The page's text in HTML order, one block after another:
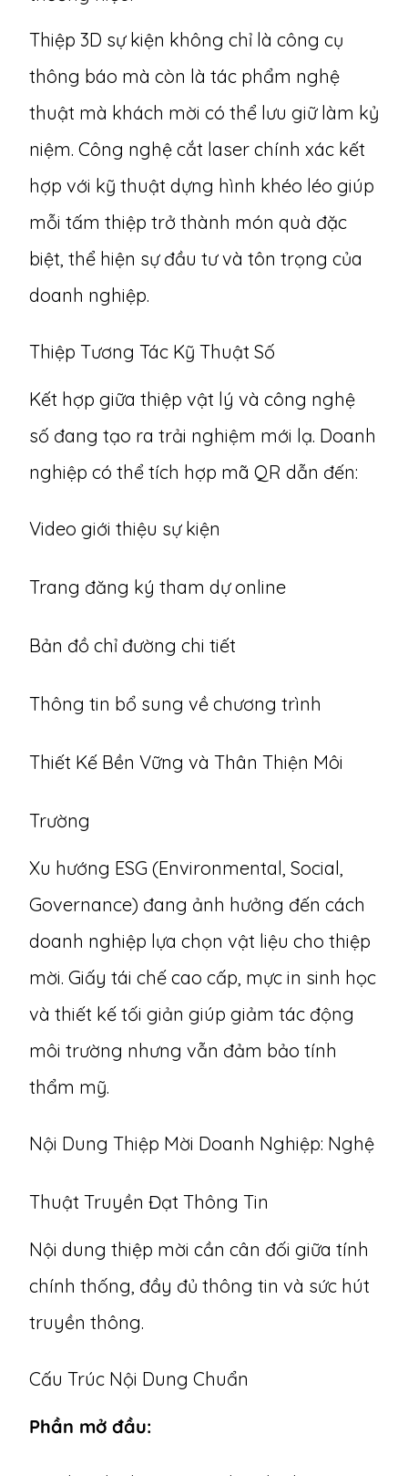
Thiệp 3D sự kiện không chỉ là công cụ
thông báo mà còn là tác phẩm nghệ
thuật mà khách mời có thể lưu giữ làm kỷ
niệm. Công nghệ cắt laser chính xác kết
hợp với kỹ thuật dựng hình khéo léo giúp
mỗi tấm thiệp trở thành món quà đặc
biệt, thể hiện sự đầu tư và tôn trọng của
doanh nghiệp.
Thiệp Tương Tác Kỹ Thuật Số
Kết hợp giữa thiệp vật lý và công nghệ
số đang tạo ra trải nghiệm mới lạ. Doanh
nghiệp có thể tích hợp mã QR dẫn đến:
Video giới thiệu sự kiện
Trang đăng ký tham dự online
Bản đồ chỉ đường chi tiết
Thông tin bổ sung về chương trình
Thiết Kế Bền Vững và Thân Thiện Môi
Trường
Xu hướng ESG (Environmental, Social,
Governance) đang ảnh hưởng đến cách
doanh nghiệp lựa chọn vật liệu cho thiệp
mời. Giấy tái chế cao cấp, mực in sinh học
và thiết kế tối giản giúp giảm tác động
môi trường nhưng vẫn đảm bảo tính
thẩm mỹ.
Nội Dung Thiệp Mời Doanh Nghiệp: Nghệ
Thuật Truyền Đạt Thông Tin
Nội dung thiệp mời cần cân đối giữa tính
chính thống, đầy đủ thông tin và sức hút
truyền thông.
Cấu Trúc Nội Dung Chuẩn
Phần mở đầu: